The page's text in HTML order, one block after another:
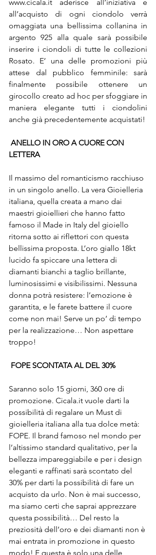
www.cicala.it aderisce all’iniziativa e
all’acquisto di ogni ciondolo verrà
omaggiata una bellissima collanina in
argento 925 alla quale sarà possibile
inserire i ciondoli di tutte le collezioni
Rosato. E’ una delle promozioni più
attese dal pubblico femminile: sarà
finalmente possibile ottenere un
girocollo creato ad hoc per sfoggiare in
maniera elegante tutti i ciondolini
anche già precedentemente acquistati!
ANELLO IN ORO A CUORE CON
LETTERA
Il massimo del romanticismo racchiuso
in un singolo anello. La vera Gioielleria
italiana, quella creata a mano dai
maestri gioiellieri che hanno fatto
famoso il Made in Italy del gioiello
ritorna sotto ai riflettori con questa
bellissima proposta. L’oro giallo 18kt
lucido fa spiccare una lettera di
diamanti bianchi a taglio brillante,
luminosissimi e visibilissimi. Nessuna
donna potrà resistere: l’emozione è
garantita, e le farete battere il cuore
come non mai! Serve un po’ di tempo
per la realizzazione… Non aspettare
troppo!
FOPE SCONTATA AL DEL 30%
Saranno solo 15 giorni, 360 ore di
promozione. Cicala.it vuole darti la
possibilità di regalare un Must di
gioielleria italiana alla tua dolce metà:
FOPE. Il brand famoso nel mondo per
l’altissimo standard qualitativo, per la
bellezza impareggiabile e per i design
eleganti e raffinati sarà scontato del
30% per darti la possibilità di fare un
acquisto da urlo. Non è mai successo,
ma siamo certi che saprai apprezzare
questa possibilità… Del resto la
preziosità dell’oro e dei diamanti non è
mai entrata in promozione in questo
modo! E questa è solo una delle